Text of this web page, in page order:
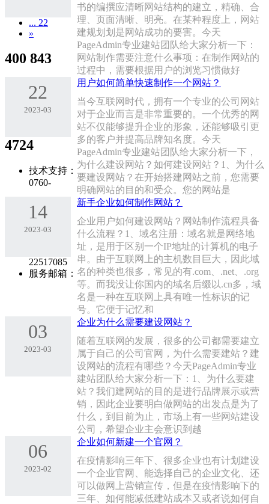
书的编撰应清晰网站结构的建立，精确、合
理、页面清晰、明亮。在某种程度上，网站
建规划划是网站成功的要害。今天
PageAdmin专业建站团队给大家分析一下：
网站制作需要注意什么事项：在制作网站的
过程中，需要根据用户的浏览习惯做好
用户如何简单快速制作一个网站？
当今互联网时代，拥有一个专业的公司网站
对于企业而言是非常重要的。一个优秀的网
站不仅能够提升企业的形象，还能够吸引更
多的客户并提高品牌知名度。今天
PageAdmin专业建站团队给大家分析一下，
为什么建设网站？如何建设网站？1、为什么
要建设网站？在开始搭建网站之前，您需要
明确网站的目的和受众。您的网站是
22
2023-03
新手企业如何制作网站？
企业用户如何建设网站？网站制作流程具备
什么流程？1、域名注册：域名就是网络地
址，是用于区别一个IP地址的计算机的电子
串。由于互联网上的主机数目巨大，因此域
名的种类也很多，常见的有.com、.net、.org
等。而我没让你国内的域名后缀以.cn多，域
名是一种在互联网上具有唯一性标识的记
号。它便于记忆和
14
2023-03
企业为什么需要建设网站？
随着互联网的发展，很多的公司都需要建立
属于自己的公司官网，为什么需要建站？建
设网站的流程有哪些？今天PageAdmin专业
建站团队给大家分析一下：1、为什么要建
站？我们建网站的目的是进行品牌展示或营
销，因此企业要明白做网站的出发点是为了
什么，到目前为止，市场上有一些网站建设
公司，希望企业主会意识到越
03
2023-03
企业如何新建一个官网？
在疫情影响三年下、很多企业也有计划建设
一个企业官网、能选择自己的企业文化、还
可以做网上营销宣传，但是在疫情影响下的
三年、如何能减低建站成本又或者说如何自
06
2023-02
... 22
»
400 843
4724
技术支持：
0760-
22517085
服务邮箱：